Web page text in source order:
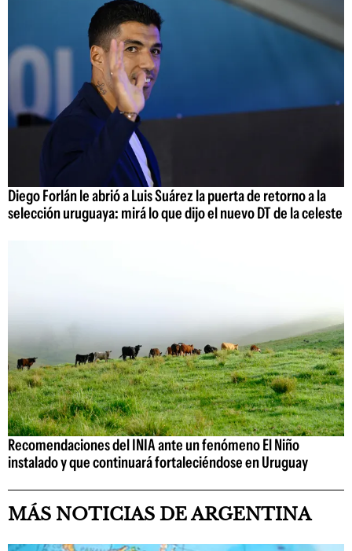
Diego Forlán le abrió a Luis Suárez la puerta de retorno a la
selección uruguaya: mirá lo que dijo el nuevo DT de la celeste
Recomendaciones del INIA ante un fenómeno El Niño
instalado y que continuará fortaleciéndose en Uruguay
MÁS NOTICIAS DE ARGENTINA